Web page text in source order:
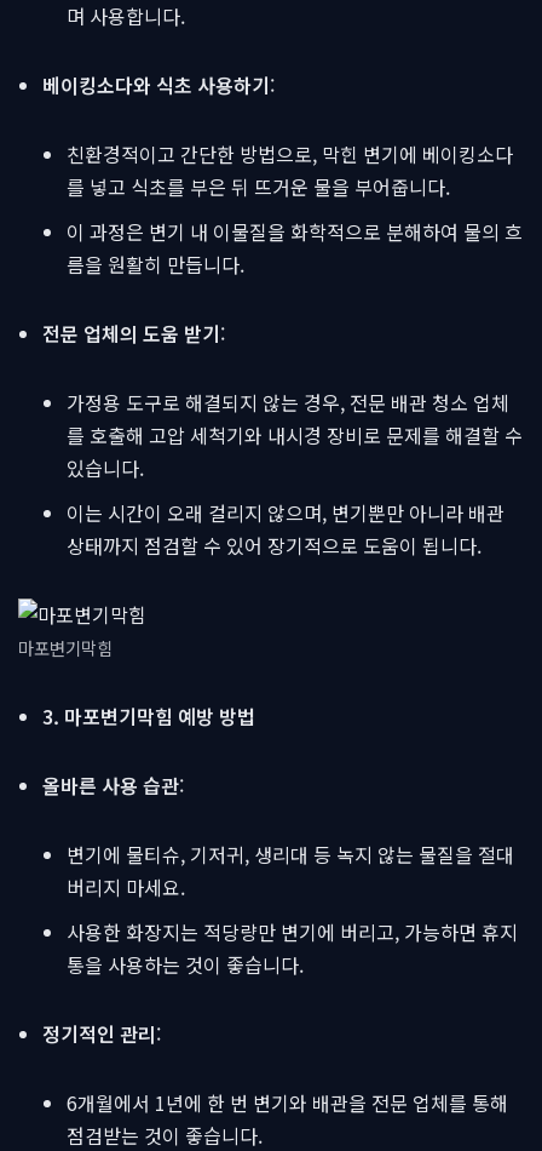
며 사용합니다.
베이킹소다와 식초 사용하기:
친환경적이고 간단한 방법으로, 막힌 변기에 베이킹소다
를 넣고 식초를 부은 뒤 뜨거운 물을 부어줍니다.
이 과정은 변기 내 이물질을 화학적으로 분해하여 물의 흐
름을 원활히 만듭니다.
전문 업체의 도움 받기:
가정용 도구로 해결되지 않는 경우, 전문 배관 청소 업체
를 호출해 고압 세척기와 내시경 장비로 문제를 해결할 수
있습니다.
이는 시간이 오래 걸리지 않으며, 변기뿐만 아니라 배관
상태까지 점검할 수 있어 장기적으로 도움이 됩니다.
마포변기막힘
3. 마포변기막힘 예방 방법
올바른 사용 습관:
변기에 물티슈, 기저귀, 생리대 등 녹지 않는 물질을 절대
버리지 마세요.
사용한 화장지는 적당량만 변기에 버리고, 가능하면 휴지
통을 사용하는 것이 좋습니다.
정기적인 관리:
6개월에서 1년에 한 번 변기와 배관을 전문 업체를 통해
점검받는 것이 좋습니다.